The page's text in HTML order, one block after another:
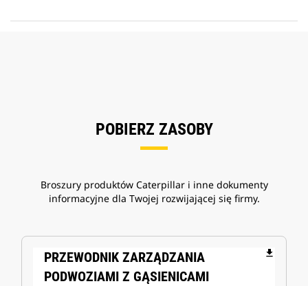
POBIERZ ZASOBY
Broszury produktów Caterpillar i inne dokumenty
informacyjne dla Twojej rozwijającej się firmy.
PRZEWODNIK ZARZĄDZANIA
PODWOZIAMI Z GĄSIENICAMI
file_download